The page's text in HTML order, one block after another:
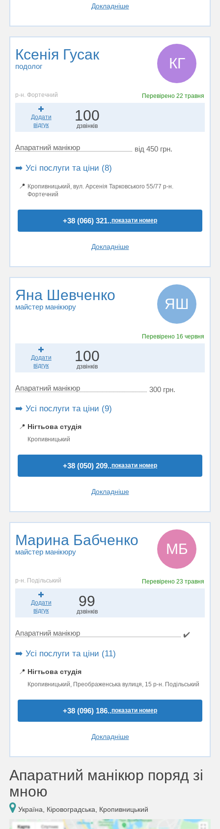
Докладніше
Ксенія Гусак
подолог КГ
р-н. Фортечний Перевірено22 травня
Додати
відгук
100
дзвінків
Апаратний манікюр від 450 грн.
➡️ Усі послуги та ціни (8)
📍 Кропивницький, вул. Арсенія Тарковського 55/77 р-н.
Фортечний
+38 (066) 321..показати номер
Докладніше
Яна Шевченко
майстер манікюру ЯШ
Перевірено 16 червня
Додати
відгук
100
дзвінків
Апаратний манікюр 300 грн.
➡️ Усі послуги та ціни (9)
📍 Нігтьова студія
Кропивницький
+38 (050) 209..показати номер
Докладніше
Марина Бабченко
майстер манікюру МБ
р-н. Подільський Перевірено23 травня
Додати
відгук
99
дзвінків
Апаратний манікюр ✔️
➡️ Усі послуги та ціни (11)
📍 Нігтьова студія
Кропивницький, Преображенська вулиця, 15 р-н. Подільський
+38 (096) 186..показати номер
Докладніше
Апаратний манікюр поряд зі
мною
Україна, Кіровоградська, Кропивницький